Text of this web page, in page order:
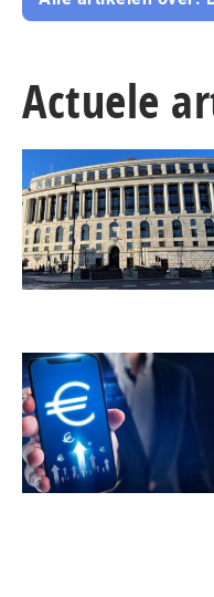
Actuele